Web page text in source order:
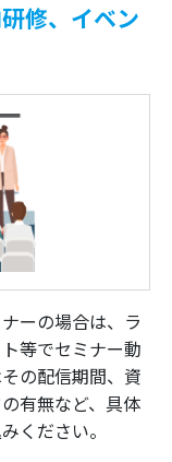
修、イベン
ーの場合は、ラ
等でセミナー動
の配信期間、資
有無など、具体
ください。